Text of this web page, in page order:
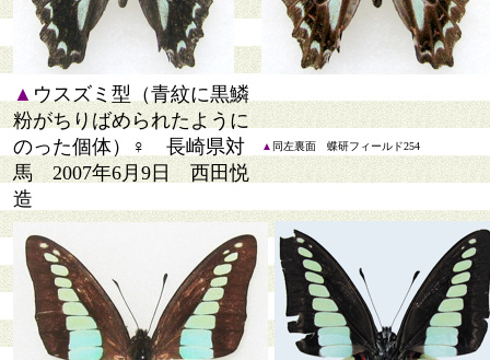
▲ ウスズミ型（青紋に黒鱗
粉がちりばめられたように
のった個体）♀ 長崎県対
馬 2007年6月9日 西田悦
造
▲ 同左裏面 蝶研フィールド254